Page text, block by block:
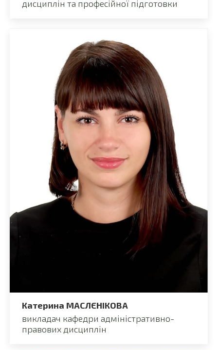
дисциплін та професійної підготовки
Катерина МАСЛЄНІКОВА
викладач кафедри адміністративно-
правових дисциплін